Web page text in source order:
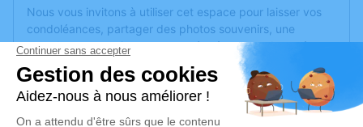
Nous vous invitons à utiliser cet espace pour laisser vos
condoléances, partager des photos souvenirs, une
anecdote ou exprimer vos pensées à travers des poèmes
ou des textes. Cet endroit est un lieu d'expression dédié à
honorer la mémoire de Rémi HUBERT.
Un service de plantation d’arbre hommage estdisponible